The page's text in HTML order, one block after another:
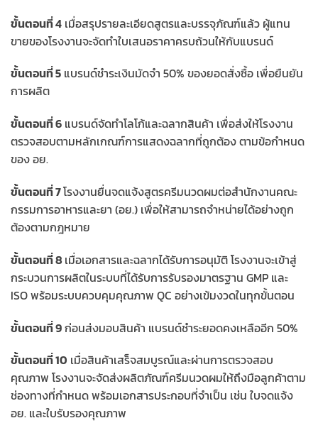
ขั้นตอนที่ 4 เมื่อสรุปรายละเอียดสูตรและบรรจุภัณฑ์แล้ว ผู้แทน
ขายของโรงงานจะจัดทำใบเสนอราคาครบถ้วนให้กับแบรนด์
ขั้นตอนที่ 5 แบรนด์ชำระเงินมัดจำ 50% ของยอดสั่งซื้อ เพื่อยืนยัน
การผลิต
ขั้นตอนที่ 6 แบรนด์จัดทำโลโก้และฉลากสินค้า เพื่อส่งให้โรงงาน
ตรวจสอบตามหลักเกณฑ์การแสดงฉลากที่ถูกต้อง ตามข้อกำหนด
ของ อย.
ขั้นตอนที่ 7โรงงานยื่นจดแจ้งสูตรครีมนวดผมต่อสำนักงานคณะ
กรรมการอาหารและยา (อย.) เพื่อให้สามารถจำหน่ายได้อย่างถูก
ต้องตามกฎหมาย
ขั้นตอนที่ 8 เมื่อเอกสารและฉลากได้รับการอนุมัติ โรงงานจะเข้าสู่
กระบวนการผลิตในระบบที่ได้รับการรับรองมาตรฐาน GMP และ
ISO พร้อมระบบควบคุมคุณภาพ QC อย่างเข้มงวดในทุกขั้นตอน
ขั้นตอนที่ 9ก่อนส่งมอบสินค้า แบรนด์ชำระยอดคงเหลืออีก 50%
ขั้นตอนที่ 10 เมื่อสินค้าเสร็จสมบูรณ์และผ่านการตรวจสอบ
คุณภาพ โรงงานจะจัดส่งผลิตภัณฑ์ครีมนวดผมให้ถึงมือลูกค้าตาม
ช่องทางที่กำหนด พร้อมเอกสารประกอบที่จำเป็น เช่น ใบจดแจ้ง
อย. และใบรับรองคุณภาพ